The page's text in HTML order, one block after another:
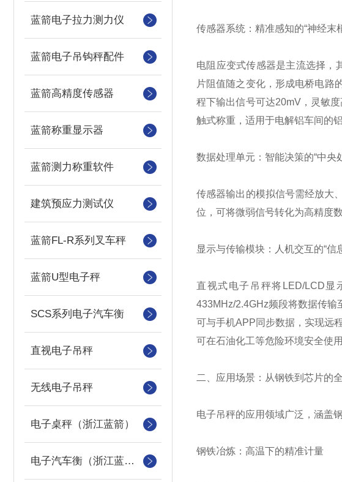
蓝箭电子拉力测力仪
蓝箭电子吊钩秤配件
蓝箭高精度传感器
蓝箭称重显示器
蓝箭测力称重软件
建筑预应力测试仪
蓝箭FL-R系列叉车秤
蓝箭U型电子秤
SCS系列电子汽车衡
直视电子吊秤
无线电子吊秤
电子桌秤（浙江蓝箭）
电子汽车衡（浙江蓝箭汽车衡）
传感器系统：精准感知的“神经末
电阻应变式传感器是主流选择，
片阻值随之变化，形成电桥电路
程下输出信号可达20mV，灵敏
触式称重，适用于电解铝车间的铝
数据处理单元：智能决策的“中央
传感器输出的模拟信号需经放大
位，可将微弱信号转化为高精度数
显示与传输模块：人机交互的“信
直视式电子吊秤将LED/LCD
433MHz/2.4GHz频段将数据传输
可与手机APP同步数据，实现远
可在石油化工等危险环境安全使用
二、应用场景：从钢铁到芯片的
电子吊秤的应用领域广泛，涵盖
钢铁冶炼：高温下的精准计量